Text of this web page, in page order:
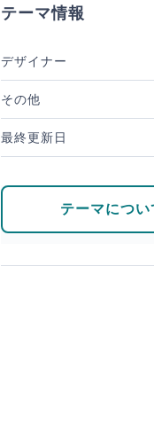
テーマ情報
デザイナー
その他
最終更新日
テーマにつ